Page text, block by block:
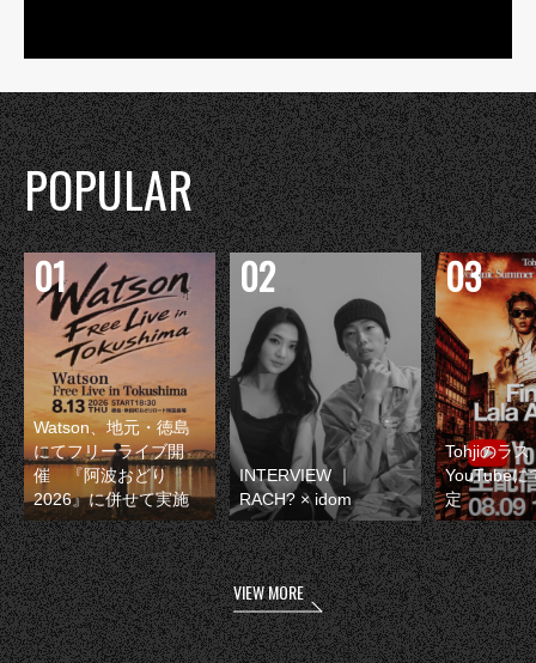
POPULAR
Watson、地元・徳島
にてフリーライブ開
催 『阿波おどり
2026』に併せて実施
INTERVIEW ｜
RACH? × idom
Tohjiのラス
YouTubeに
定
VIEW MORE